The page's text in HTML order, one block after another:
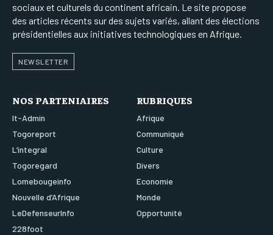
sociaux et culturels du continent africain. Le site propose
des articles récents sur des sujets variés, allant des élections
présidentielles aux initiatives technologiques en Afrique.
NEWSLETTER
NOS PARTENIAIRES
It-Admin
Togoreport
L’integral
Togoregard
Lomebougeinfo
Nouvelle d’Afrique
LeDefenseurInfo
228foot
RUBRIQUES
Afrique
Communiqué
Culture
Divers
Economie
Monde
Opportunité